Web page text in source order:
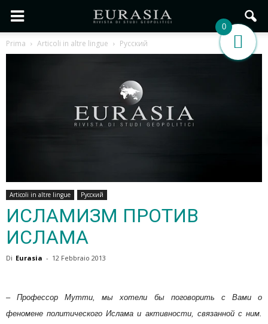
Prima Articoli in altre lingue Pусский
Articoli in altre lingue Pусский
ИСЛАМИЗМ ПРОТИВ
ИСЛАМА
Di Eurasia - 12 Febbraio 2013
– Профессор Мутти, мы хотели бы поговорить с Вами о
феномене политического Ислама и активности, связанной с ним.
0